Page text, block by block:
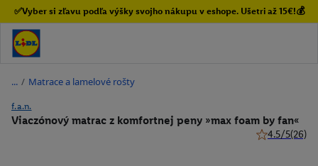
✅Vyber si zľavu podľa výšky svojho nákupu v eshope. Ušetri až 15€!💰
/ Matrace a lamelové rošty
f.a.n.
Viaczónový matrac z komfortnej peny »max foam by fan«
4.5/5(26)